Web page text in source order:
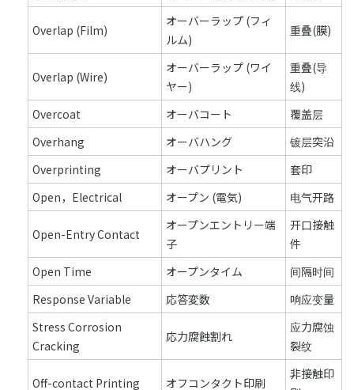
Overlap (Film)
オーバーラップ (フィ
ルム)
重叠(膜)
Overlap (Wire)
オーバーラップ (ワイ
ヤー)
重叠(导
线)
Overcoat
オーバコート
覆盖层
Overhang
オーバハング
镀层突沿
Overprinting
オーバプリント
套印
Open，Electrical
オープン (電気) 电气开路
Open-Entry Contact
オープンエントリー端
子
开口接触
件
Open Time
オープンタイム
间隔时间
Response Variable
応答変数
响应变量
Stress Corrosion
Cracking
応力腐蝕割れ
应力腐蚀
裂纹
Off-contact Printing オフコンタクト印刷
非接触印